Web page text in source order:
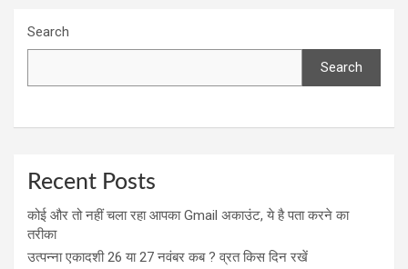
Search
Search
Recent Posts
कोई और तो नहीं चला रहा आपका Gmail अकाउंट, ये है पता करने का
तरीका
उत्पन्ना एकादशी 26 या 27 नवंबर कब ? व्रत किस दिन रखें